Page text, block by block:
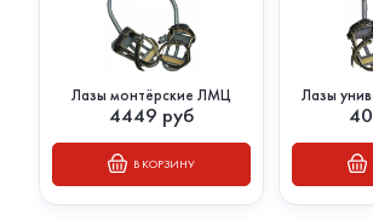
Лазы монтёрские ЛМЦ
4449 руб
В КОРЗИНУ
Лазы